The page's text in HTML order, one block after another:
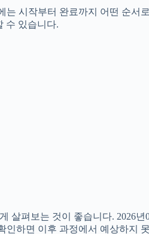
시작부터 완료까지 어떤 순서
수 있습니다.
펴보는 것이 좋습니다. 2026
하면 이후 과정에서 예상하지